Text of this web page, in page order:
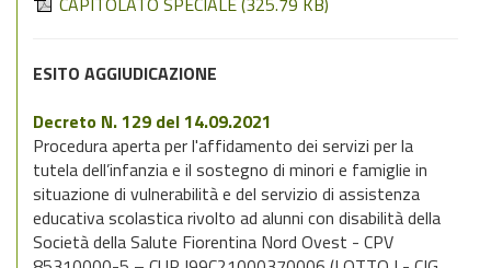
ESITO AGGIUDICAZIONE
Decreto N. 129 del 14.09.2021
Procedura aperta per l'affidamento dei servizi per la
tutela dell’infanzia e il sostegno di minori e famiglie in
situazione di vulnerabilità e del servizio di assistenza
educativa scolastica rivolto ad alunni con disabilità della
Società della Salute Fiorentina Nord Ovest - CPV